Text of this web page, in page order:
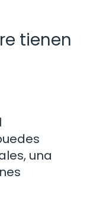
tienen
una